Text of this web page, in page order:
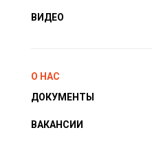
ВИДЕО
О НАС
ДОКУМЕНТЫ
ВАКАНСИИ